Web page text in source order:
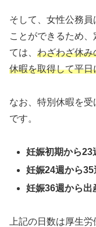
そして、女性公務
ことができるため
ては、 わざわざ休み
休暇を取得して平
なお、特別休暇を
です。
妊娠初期から23
妊娠24週から
妊娠36週から出
上記の日数は厚生